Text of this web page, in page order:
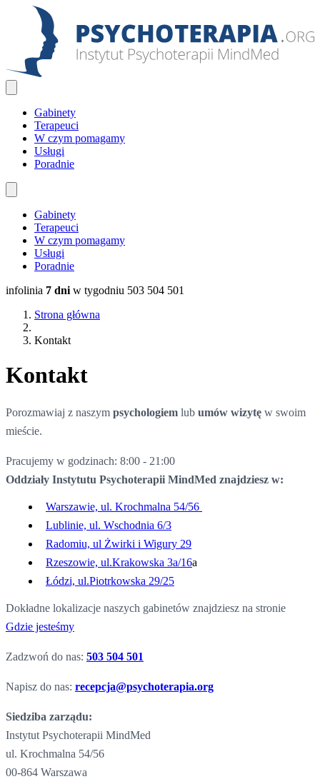
Gabinety
Terapeuci
W czym pomagamy
Usługi
Poradnie
Gabinety
Terapeuci
W czym pomagamy
Usługi
Poradnie
infolinia 7 dni w tygodniu 503 504 501
Strona główna
Kontakt
Kontakt
Porozmawiaj z naszym psychologiem lub umów wizytę w swoim
mieście.
Pracujemy w godzinach: 8:00 - 21:00
Oddziały Instytutu Psychoterapii MindMed znajdziesz w:
Warszawie, ul. Krochmalna 54/56
Lublinie, ul. Wschodnia 6/3
Radomiu, ul Żwirki i Wigury 29
Rzeszowie, ul.Krakowska 3a/16a
Łódzi, ul.Piotrkowska 29/25
Dokładne lokalizacje naszych gabinetów znajdziesz na stronie
Gdzie jesteśmy
Zadzwoń do nas: 503 504 501
Napisz do nas: recepcja@psychoterapia.org
Siedziba zarządu:
Instytut Psychoterapii MindMed
ul. Krochmalna 54/56
00-864 Warszawa